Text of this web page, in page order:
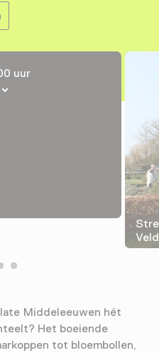
uur
in een nieuw tabblad
Middeleeuwen hét
Het boeiende
tot bloembollen,